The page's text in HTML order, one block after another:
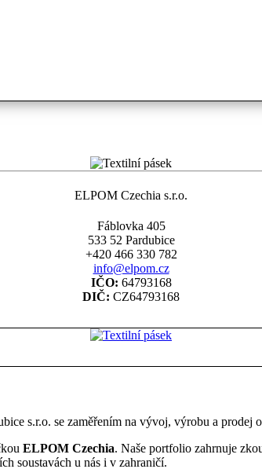
ELPOM Czechia s.r.o.
Fáblovka 405
533 52 Pardubice
+420 466 330 782
info@elpom.cz
IČO: 64793168
DIČ: CZ64793168
s.r.o. se zaměřením na vývoj, výrobu a
ELPOM Czechia. Naše portfolio zahrnuje
soustavách u nás i v zahraničí.